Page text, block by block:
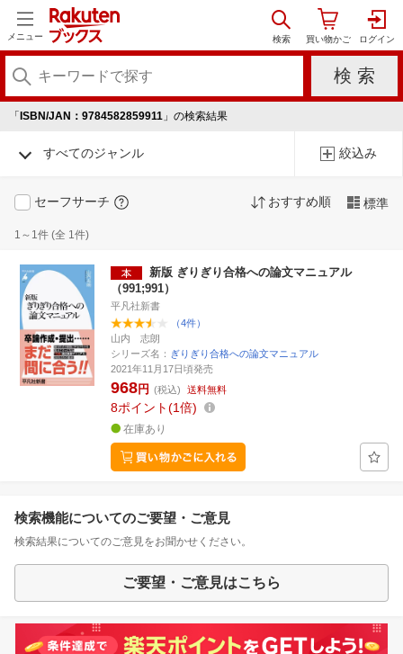
メニュー
「 ISBN/JAN：9784582859911 」の検索結果
すべてのジャンル 絞込み
セーフサーチ おすすめ順 標準
1～1件 (全 1件)
新版 ぎりぎり合格への論文マニュアル
（991;991）
平凡社新書
（4件）
山内 志朗
シリーズ名： ぎりぎり合格への論文マニュアル
2021年11月17日頃発売
968円 (税込) 送料無料
8ポイント 1倍
在庫あり
検索機能についてのご要望・ご意見
検索結果についてのご意見をお聞かせください。
ご要望・ご意見はこちら